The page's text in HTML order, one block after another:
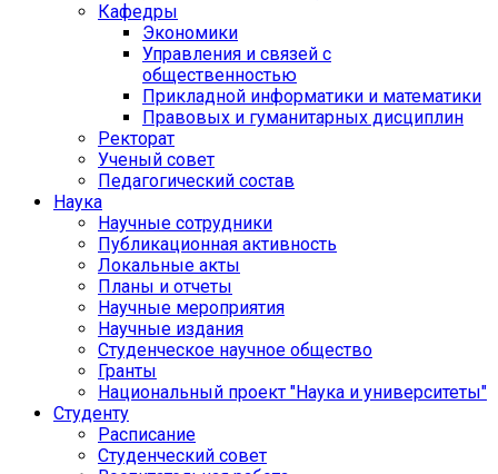
Кафедры
Экономики
Управления и связей с
общественностью
Прикладной информатики и математики
Правовых и гуманитарных дисциплин
Ректорат
Ученый совет
Педагогический состав
Наука
Научные сотрудники
Публикационная активность
Локальные акты
Планы и отчеты
Научные мероприятия
Научные издания
Студенческое научное общество
Гранты
Национальный проект "Наука и университеты"
Студенту
Расписание
Студенческий совет